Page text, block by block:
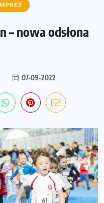
– nowa odsłona
07-09-2022